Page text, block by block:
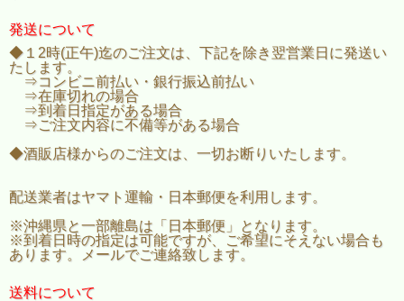
一ノ蔵を世に知らしめた金字塔。
膨らみのある穏やかな味わいと、
スッキリとした後味がよく調和した辛口酒。
■精米歩合：65％
■日本酒度：+4 ～ +6
発送について
◆１2時(正午)迄のご注文は、下記を除き翌営業日に発送い
たします。
⇒コンビニ前払い・銀行振込前払い
⇒在庫切れの場合
⇒到着日指定がある場合
⇒ご注文内容に不備等がある場合
◆酒販店様からのご注文は、一切お断りいたします。
配送業者はヤマト運輸・日本郵便を利用します。
※沖縄県と一部離島は「日本郵便」となります。
※到着日時の指定は可能ですが、ご希望にそえない場合も
あります。メールでご連絡致します。
送料について